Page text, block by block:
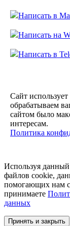
Написать в
Написать на
Написать в
Сайт
обрабатываем
сайтом было
интересам.
Политика
Используя данный
файлов cookie,
помогающих нам
принимаете
данных
Принять и закрыть